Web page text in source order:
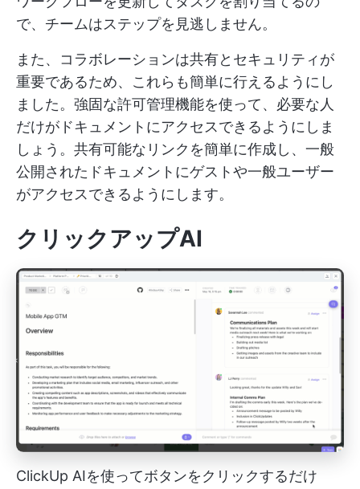
で、チームはステップを見逃しません。
また、コラボレーションは共有とセキュリティが
重要であるため、これらも簡単に行えるようにし
ました。強固な許可管理機能を使って、必要な人
だけがドキュメントにアクセスできるようにしま
しょう。共有可能なリンクを簡単に作成し、一般
公開されたドキュメントにゲストや一般ユーザー
がアクセスできるようにします。
クリックアップAI
ClickUp AIを使ってボタンをクリックするだけ